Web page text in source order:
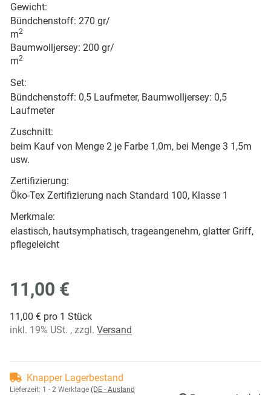
Gewicht:
Bündchenstoff: 270 gr/
m2
Baumwolljersey: 200 gr/
m2
Set:
Bündchenstoff: 0,5 Laufmeter, Baumwolljersey: 0,5
Laufmeter
Zuschnitt:
beim Kauf von Menge 2 je Farbe 1,0m, bei Menge 3 1,5m
usw.
Zertifizierung:
Öko-Tex Zertifizierung nach Standard 100, Klasse 1
Merkmale:
elastisch, hautsymphatisch, trageangenehm, glatter Griff,
pflegeleicht
11,00 €
11,00 € pro 1 Stück
inkl. 19% USt. , zzgl. Versand
Knapper Lagerbestand
Lieferzeit: 1 - 2 Werktage (DE - Ausland